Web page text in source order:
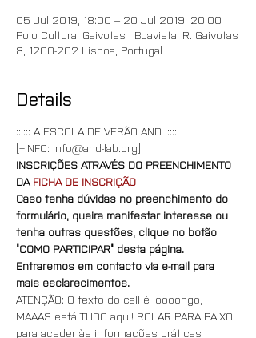
05 Jul 2019, 18:00 – 20 Jul 2019, 20:00
Polo Cultural Gaivotas | Boavista, R. Gaivotas
8, 1200-202 Lisboa, Portugal
Details
:::::: A ESCOLA DE VERÃO AND ::::::
[+INFO: info@and-lab.org]
INSCRIÇÕES ATRAVÉS DO PREENCHIMENTO
DA FICHA DE INSCRIÇÃO
Caso tenha dúvidas no preenchimento do
formulário, queira manifestar interesse ou
tenha outras questões, clique no botão
“COMO PARTICIPAR” desta página.
Entraremos em contacto via e-mail para
mais esclarecimentos.
ATENÇÃO: O texto do call é loooongo,
MAAAS está TUDO aqui! ROLAR PARA BAIXO
para aceder às informações práticas